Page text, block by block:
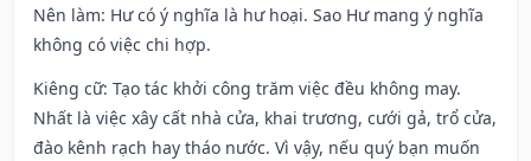
Nên làm: Hư có ý nghĩa là hư hoại. Sao Hư mang ý nghĩa
không có việc chi hợp.
Kiêng cữ: Tạo tác khởi công trăm việc đều không may.
Nhất là việc xây cất nhà cửa, khai trương, cưới gả, trổ cửa,
đào kênh rạch hay tháo nước. Vì vậy, nếu quý bạn muốn